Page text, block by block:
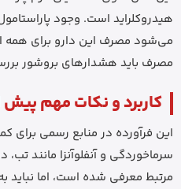
هیدروکلراید است. وجود
می‌شود مصرف این دارو برای همه
مصرف باید هشدارهای بروشور
کاربرد و نکات مهم
این فرآورده در منابع رسمی برای
سرماخوردگی و آنفلوآنزا مانند
مرتبط معرفی شده است، اما نباید